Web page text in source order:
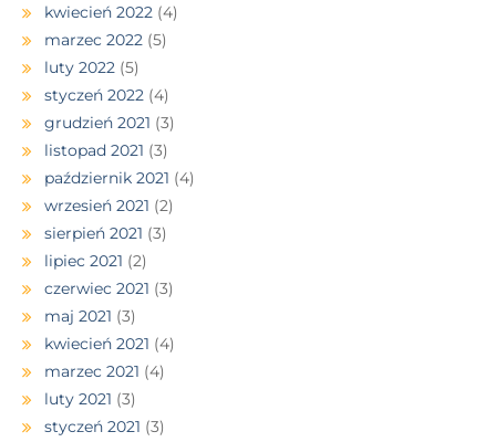
kwiecień 2022 (4)
marzec 2022 (5)
luty 2022 (5)
styczeń 2022 (4)
grudzień 2021 (3)
listopad 2021 (3)
październik 2021 (4)
wrzesień 2021 (2)
sierpień 2021 (3)
lipiec 2021 (2)
czerwiec 2021 (3)
maj 2021 (3)
kwiecień 2021 (4)
marzec 2021 (4)
luty 2021 (3)
styczeń 2021 (3)